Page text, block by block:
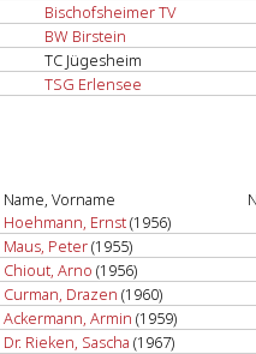
Bischofsheimer TV
BW Birstein
TC Jügesheim
TSG Erlensee
Name, Vorname
Hoehmann, Ernst(1956)
Maus, Peter(1955)
Chiout, Arno (1956)
Curman, Drazen (1960)
Ackermann, Armin (1959)
Dr. Rieken, Sascha (1967)